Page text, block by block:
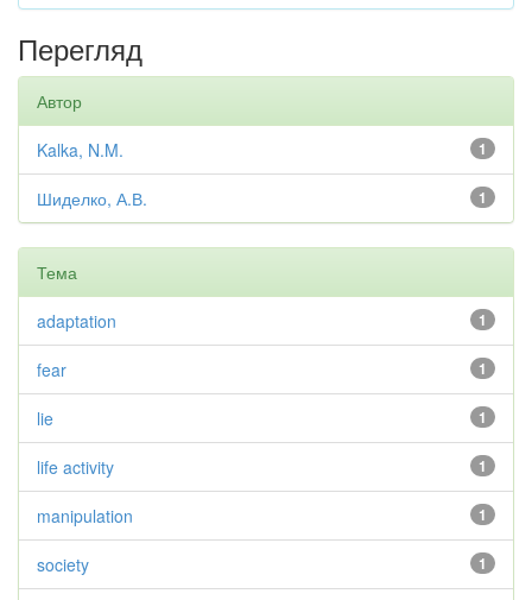
Перегляд
Автор
1
Kalka, N.M.
1
Шиделко, А.В.
Тема
1
adaptation
1
fear
1
lie
1
life activity
1
manipulation
1
society